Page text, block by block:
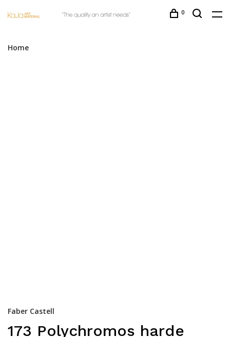
0
Home
Faber Castell
173 Polychromos harde